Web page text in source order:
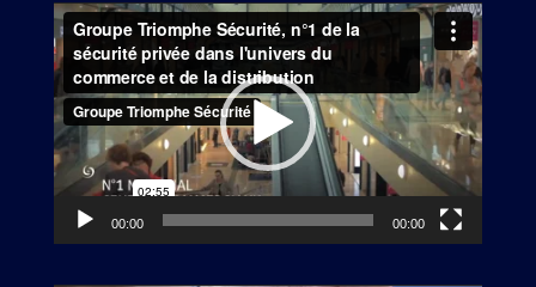
Lecteur
vidéo
00:00 00:00